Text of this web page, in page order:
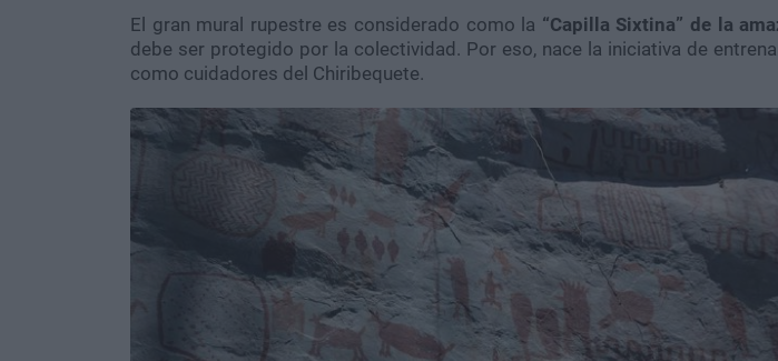
El gran mural rupestre es considerado como la “Capilla Sixtina” de la
debe ser protegido por la colectividad. Por eso, nace la iniciativa de
como cuidadores del Chiribequete.